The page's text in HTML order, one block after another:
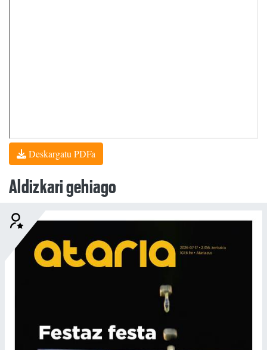
Deskargatu PDFa
Aldizkari gehiago